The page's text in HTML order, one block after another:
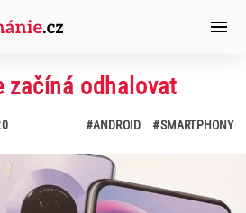
začíná odhalovat
#ANDROID #SMARTPHONY